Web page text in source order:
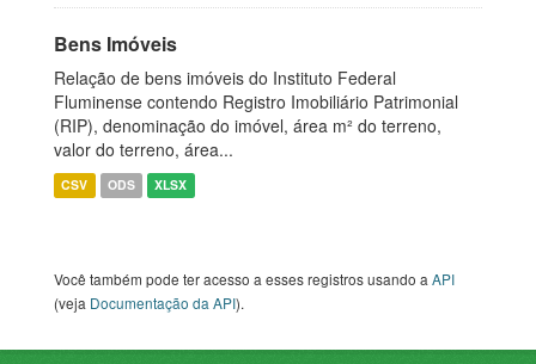
Bens Imóveis
Relação de bens imóveis do Instituto Federal
Fluminense contendo Registro Imobiliário Patrimonial
(RIP), denominação do imóvel, área m² do terreno,
valor do terreno, área...
CSV ODS XLSX
Você também pode ter acesso a esses registros usando aAPI
(veja Documentação da API).